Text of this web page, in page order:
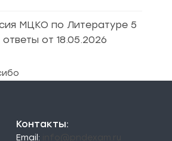
МЦКО по Литературе 5
от 18.05.2026
Контакты:
Email: